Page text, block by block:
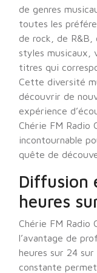
de genres
toutes les
de rock, de R&B,
styles musicaux,
titres qui
Cette diversité
découvrir de
expérience
Chérie FM Radio
incontournable
quête de
Diffusion
heures
Chérie FM
l’avantage de
heures sur 24
constante